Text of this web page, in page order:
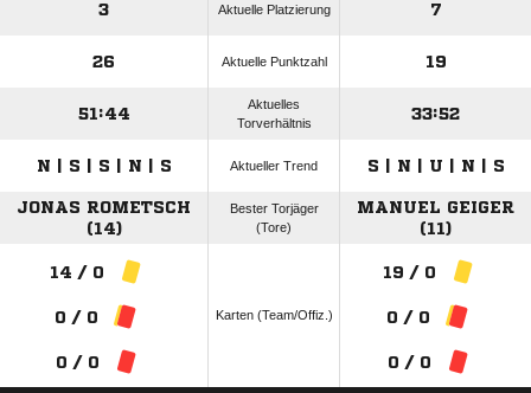
3 Aktuelle Platzierung 7
26 Aktuelle Punktzahl 19
51:44
Aktuelles
Torverhältnis
33:52
N | S | S | N | S Aktueller Trend S | N | U | N | S
JONAS ROMETSCH
(14)
Bester Torjäger
(Tore)
MANUEL GEIGER
(11)
14 / 0
0 / 0
0 / 0
Karten (Team/Offiz.)
19 / 0
0 / 0
0 / 0